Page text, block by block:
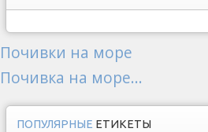
Почивки на море
Почивка на море...
ПОПУЛЯРНЫЕ ЕТИКЕТЫ